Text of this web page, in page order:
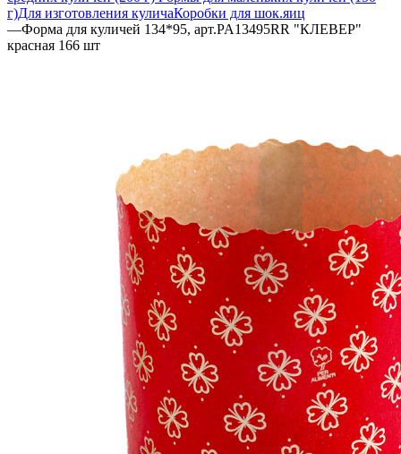
г)Для изготовления куличаКоробки для шок.яиц
—Форма для куличей 134*95, арт.PA13495RR "КЛЕВЕР"
красная 166 шт